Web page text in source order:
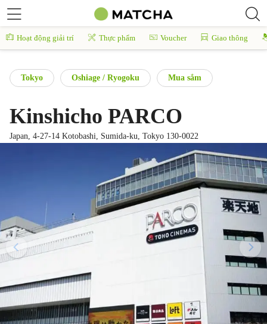
Hoạt động giải trí Thực phẩm Voucher Giao thông
Tokyo Oshiage / Ryogoku Mua sắm
Kinshicho PARCO
Japan, 4-27-14 Kotobashi, Sumida-ku, Tokyo 130-0022